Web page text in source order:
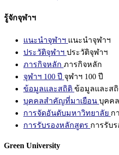
รู้จักจุฬาฯ
แนะนำจุฬาฯ แนะนำจุฬาฯ
ประวัติจุฬาฯ ประวัติจุฬาฯ
ภารกิจหลัก ภารกิจหลัก
จุฬาฯ 100 ปี จุฬาฯ 100 ปี
ข้อมูลและสถิติ ข้อมูลและส
บุคคลสำคัญที่มาเยือน บุคค
การจัดอันดับมหาวิทยาลัย ก
การรับรองหลักสูตร การรับ
Green University